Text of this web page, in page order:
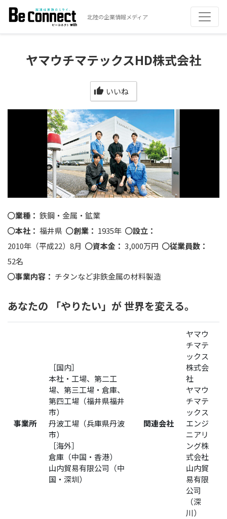
北陸の企業情報メディア
ヤマウチマテックスHD株式会社
いいね
業種： 鉄鋼・金属・鉱業
本社： 福井県 創業： 1935年
設立：
2010年（平成22）8月
資本金： 3,000万円
従業員数：
52名
事業内容： チタンなど非鉄金属の材料製造
あなたの 「やりたい」が 世界を変える。
事業所
［国内］
本社・工場、第二工
場、第三工場・倉庫、
第四工場（福井県福井
市）
丹波工場（兵庫県丹波
市）
［海外］
倉庫（中国・香港）
山内貿易有限公司（中
国・深圳）
関連会社
ヤマウ
チマテ
ックス
株式会
社
ヤマウ
チマテ
ックス
エンジ
ニアリ
ング株
式会社
山内貿
易有限
公司
（深
川）